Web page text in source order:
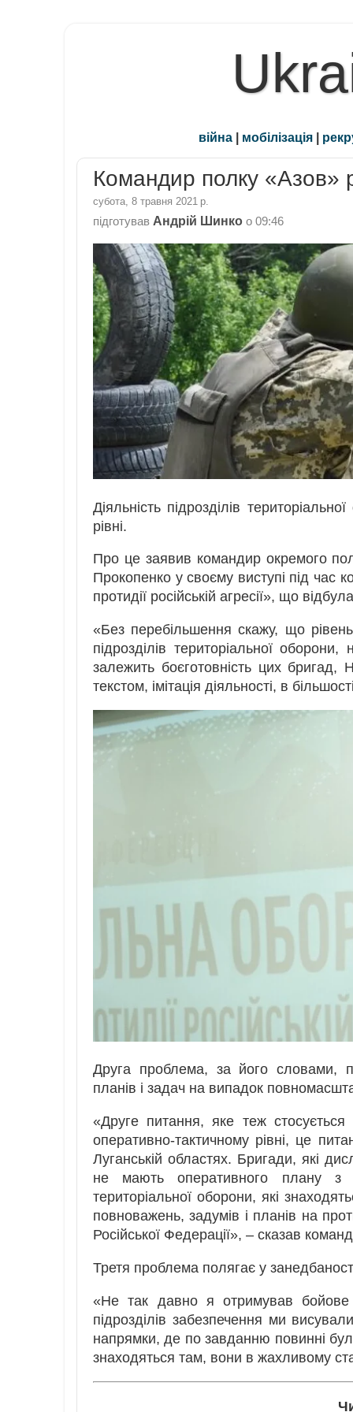
війна | мобілізація |
Командир полку «Азов»
субота, 8 травня 2021 р.
підготував Андрій Шинко о 09:46
Діяльність підрозділів
рівні.
Про це заявив командир окремого
Прокопенко у своєму виступі під час
протидії російській агресії», що
«Без перебільшення скажу, що
підрозділів територіальної
залежить боєготовність цих
текстом, імітація діяльності, в
Друга проблема, за його словами,
планів і задач на випадок
«Друге питання, яке теж
оперативно-тактичному рівні, це
Луганській областях. Бригади, які
не мають оперативного плану з
територіальної оборони, які
повноважень, задумів і планів на
Російської Федерації», – сказав
Третя проблема полягає у
«Не так давно я отримував бойове
підрозділів забезпечення ми
напрямки, де по завданню повинні
знаходяться там, вони в жахливому